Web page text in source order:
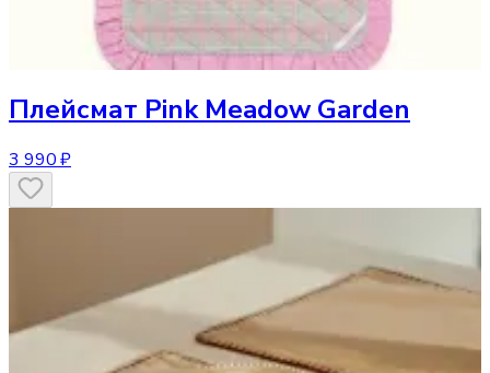
Плейсмат Pink Meadow Garden
3 990 ₽